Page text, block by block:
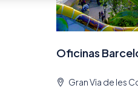
Oficinas
Gran Via de les